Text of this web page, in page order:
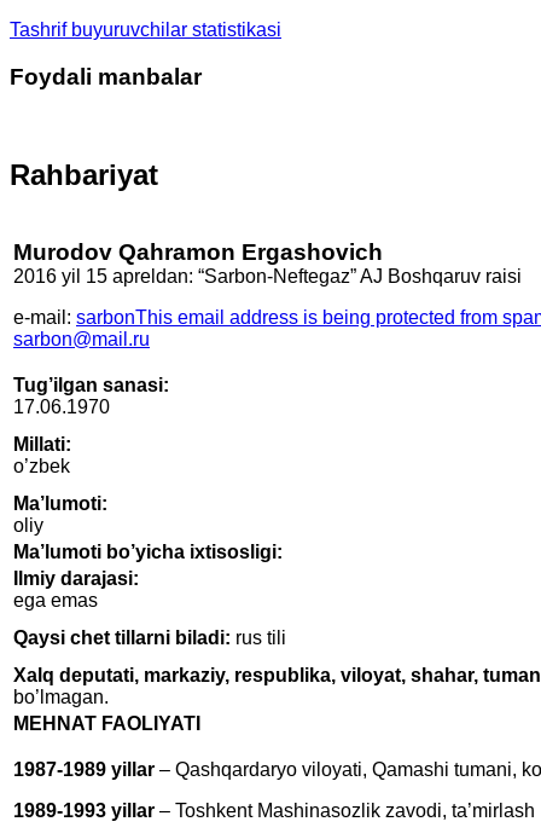
Tashrif buyuruvchilar statistikasi
Foydali manbalar
Rahbariyat
Murodov Qahramon Ergashovich
2016 yil 15 apreldan: “Sarbon-Neftegaz” AJ Boshqaruv raisi
е-mail: sarbonThis email address is being protected from
sarbon@mail.ru
Tug’ilgan sanasi:
17.06.1970
Millati:
o’zbek
Ma’lumoti:
oliy
Ma’lumoti bo’yicha ixtisosligi:
Ilmiy darajasi:
ega emas
Qaysi chet tillarni biladi: rus tili
Xalq deputati, markaziy, respublika, viloyat, shahar,
bo’lmagan.
MEHNAT FAOLIYATI
1987-1989 yillar – Qashqardaryo viloyati, Qamashi tumani,
1989-1993 yillar – Toshkent Mashinasozlik zavodi, ta’mirlash